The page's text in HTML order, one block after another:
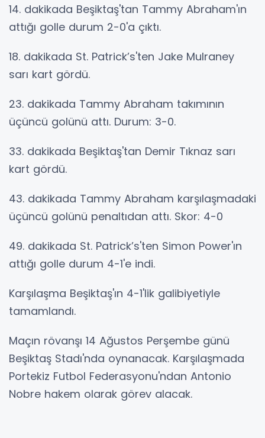
14. dakikada Beşiktaş'tan Tammy Abraham'ın
attığı golle durum 2-0'a çıktı.
18. dakikada St. Patrick’s'ten Jake Mulraney
sarı kart gördü.
23. dakikada Tammy Abraham takımının
üçüncü golünü attı. Durum: 3-0.
33. dakikada Beşiktaş'tan Demir Tıknaz sarı
kart gördü.
43. dakikada Tammy Abraham karşılaşmadaki
üçüncü golünü penaltıdan attı. Skor: 4-0
49. dakikada St. Patrick’s'ten Simon Power'ın
attığı golle durum 4-1'e indi.
Karşılaşma Beşiktaş'ın 4-1'lik galibiyetiyle
tamamlandı.
Maçın rövanşı 14 Ağustos Perşembe günü
Beşiktaş Stadı'nda oynanacak. Karşılaşmada
Portekiz Futbol Federasyonu'ndan Antonio
Nobre hakem olarak görev alacak.